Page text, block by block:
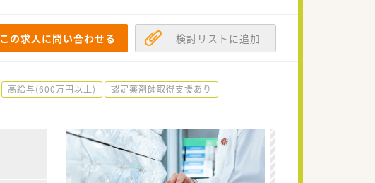
この求人に問い合わせる 検討リストに追加
高給与(600万円以上)
認定薬剤師取得支援あり